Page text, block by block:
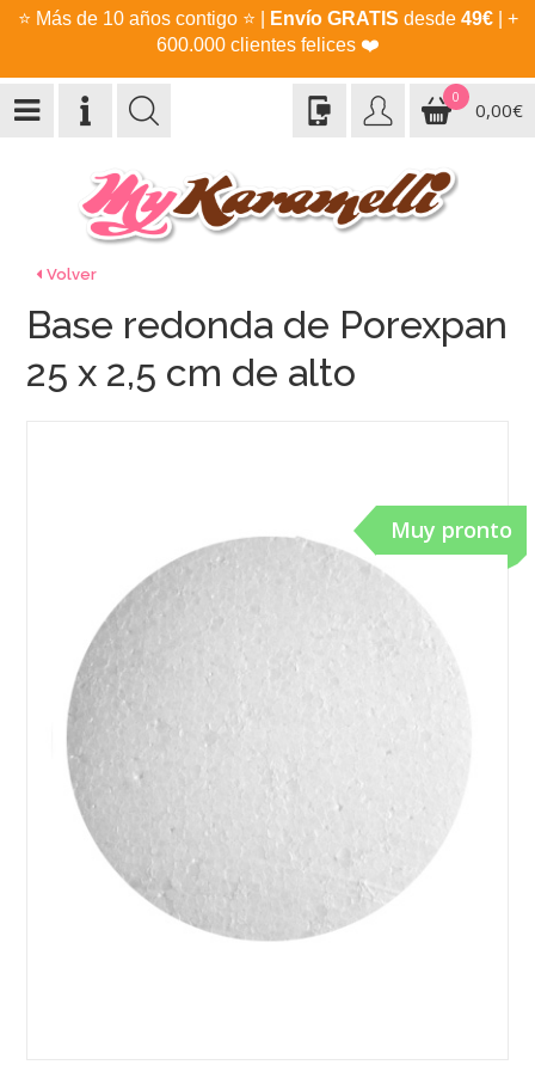
⭐ Más de 10 años contigo ⭐ Envío GRATIS desde 49€| +
600.000 clientes felices ❤️
0
0,00€
Volver
Muy pronto
Base redonda de Porexpan
25 x 2,5 cm de alto